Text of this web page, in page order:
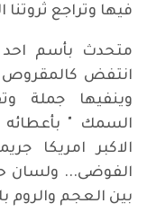
فيها وتراجع
متحدث بأسم احد
انتفض كالمقروص
وينفيها جملة
السمك " بأعطائه
الاكبر امريكا
الفوضى... ولسان
بين العجم والروم